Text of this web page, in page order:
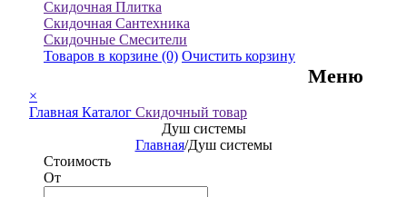
Скидочная Плитка
Скидочная Сантехника
Скидочные Смесители
Товаров в корзине (0) Очистить корзину
Меню
×
Главная Каталог Скидочный товар
Душ системы
Главная/Душ системы
Стоимость
От